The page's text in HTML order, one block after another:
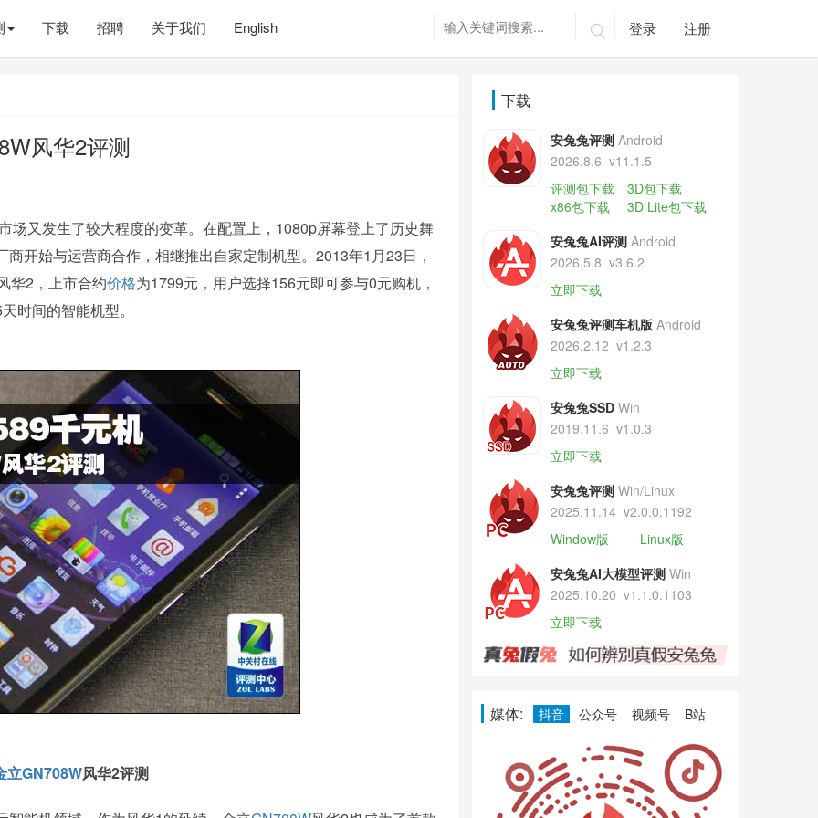
下载 招聘 关于我们 English  登录 注册
风华2评测
场又发生了较大程度的变革。在配置上，1080p屏幕登上了历史舞
商开始与运营商合作，相继推出自家定制机型。2013年1月23日，
华2，上市合约价格为1799元，用户选择156元即可参与0元购机，
时间的智能机型。
立GN708W风华2评测
下载
安兔兔评测 Android
2026.8.6 v11.1.5
评测包下载
3D包下载
x86包下载
3D Lite包下载
安兔兔AI评测 Android
2026.5.8 v3.6.2
立即下载
安兔兔评测车机版 Android
2026.2.12 v1.2.3
立即下载
安兔兔SSD Win
2019.11.6 v1.0.3
立即下载
安兔兔评测 Win/Linux
2025.11.14 v2.0.0.1192
Window版
Linux版
安兔兔AI大模型评测 Win
2025.10.20 v1.1.0.1103
立即下载
媒体: 抖音 公众号 视频号 B站